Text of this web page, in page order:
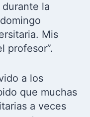
la
Mis
profesor”.
a los
que muchas
a veces